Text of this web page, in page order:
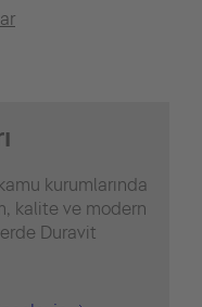
kurumlarında
kalite ve modern
Duravit